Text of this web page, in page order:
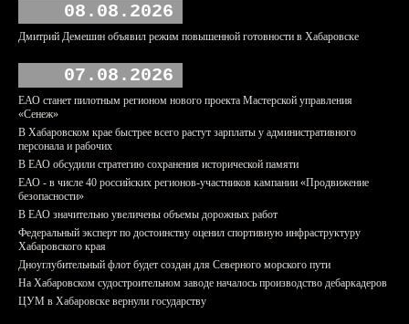
08.08.2026
Дмитрий Демешин объявил режим повышенной готовности в Хабаровске
07.08.2026
ЕАО станет пилотным регионом нового проекта Мастерской управления
«Сенеж»
В Хабаровском крае быстрее всего растут зарплаты у административного
персонала и рабочих
В ЕАО обсудили стратегию сохранения исторической памяти
ЕАО - в числе 40 российских регионов-участников кампании «Продвижение
безопасности»
В ЕАО значительно увеличены объемы дорожных работ
Федеральный эксперт по достоинству оценил спортивную инфраструктуру
Хабаровского края
Дноуглубительный флот будет создан для Северного морского пути
На Хабаровском судостроительном заводе началось производство дебаркадеров
ЦУМ в Хабаровске вернули государству